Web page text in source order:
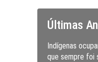
Últimas
Indígenas
que sempre foi